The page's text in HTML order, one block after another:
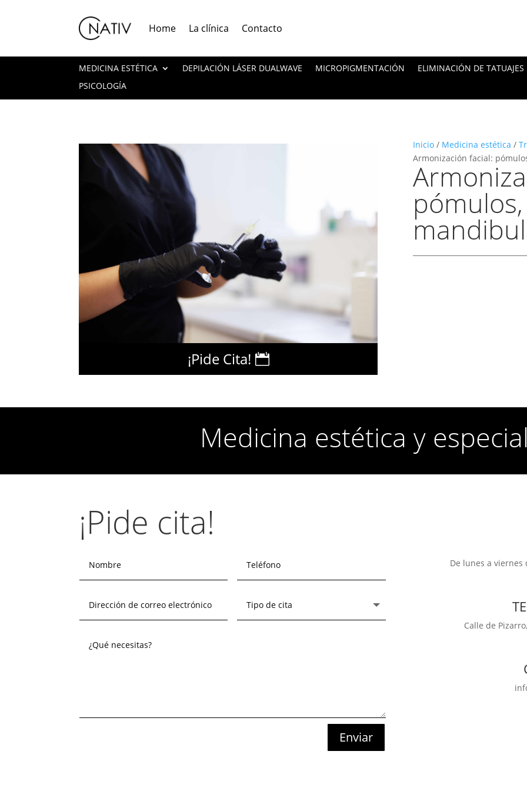
Home La clínica Contacto
MEDICINA ESTÉTICA DEPILACIÓN LÁSER DUALWAVE MICROPIGMENTACIÓN ELIMINACIÓN DE TATUAJES
PSICOLOGÍA
¡Pide Cita!
Inicio/ Medicina estética /
Armonización facial:
Medicina estética y
¡Pide cita!
Enviar
De lunes a viernes
Calle de